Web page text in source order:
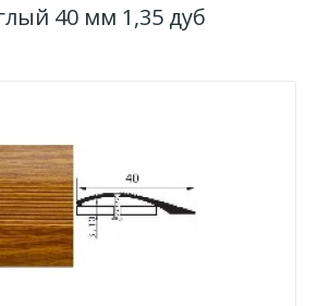
40 мм 1,35 дуб